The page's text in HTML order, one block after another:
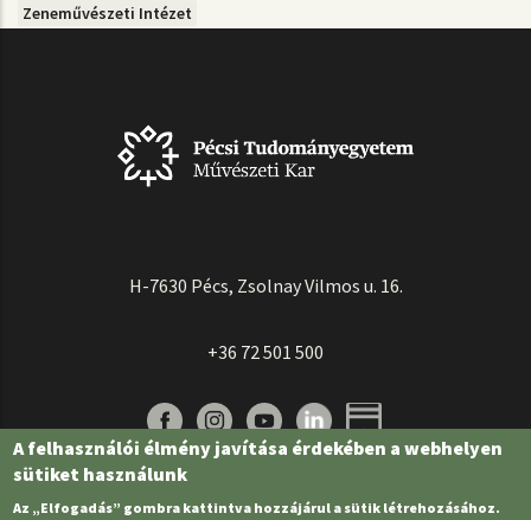
Zeneművészeti Intézet
H-7630 Pécs, Zsolnay Vilmos u. 16.
+36 72 501 500
A felhasználói élmény javítása érdekében a webhelyen
sütiket használunk
Az „Elfogadás” gombra kattintva hozzájárul a sütik létrehozásához.